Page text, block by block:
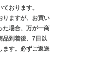
おります。
りますが、お買い
た場合、万が一商
品到着後、7日以
ます。必ずご返送